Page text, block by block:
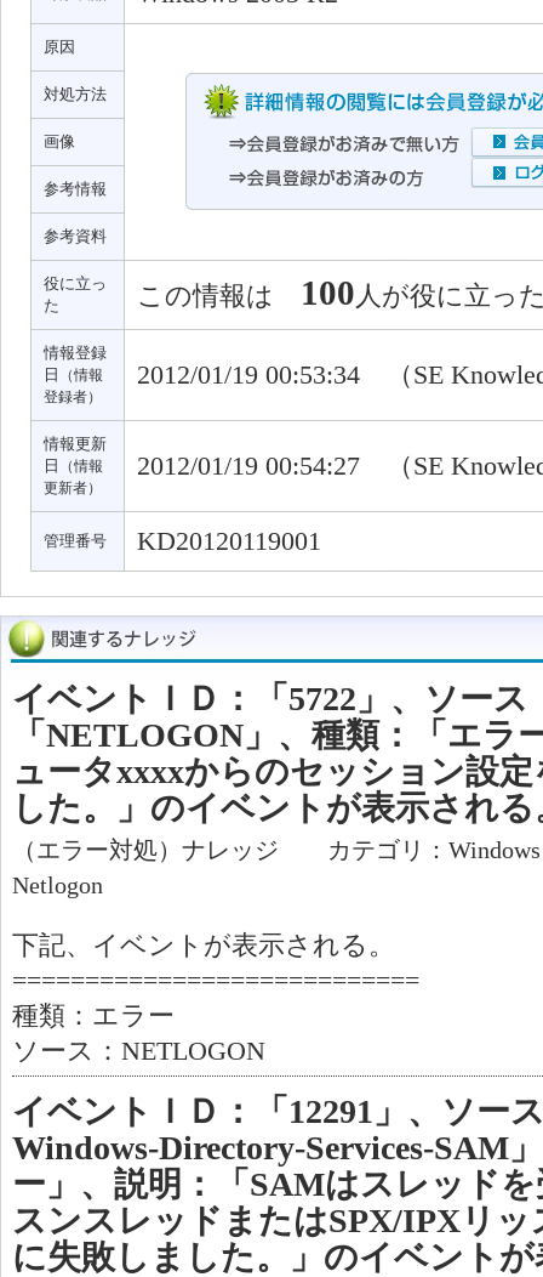
原因
対処方法
画像
参考情報
参考資料
役に立っ
た
この情報は 100人が役に立っ
情報登録
日
（情報
登録者）
2012/01/19 00:53:34 （SE
情報更新
日
（情報
更新者）
2012/01/19 00:54:27 （SE
管理番号 KD20120119001
イベントＩＤ：「5722」、ソース
「NETLOGON」、種類：「エラ
ュータxxxxからのセッション設
した。」のイベントが表示される
（エラー対処）ナレッジ カテゴリ：
Netlogon
下記、イベントが表示される。
============================
種類：エラー
ソース：NETLOGON
イベントＩＤ：「12291」、ソー
Windows-Directory-Services-SAM
ー」、説明：「SAMはスレッド
スンスレッドまたはSPX/IPXリ
に失敗しました。」のイベント